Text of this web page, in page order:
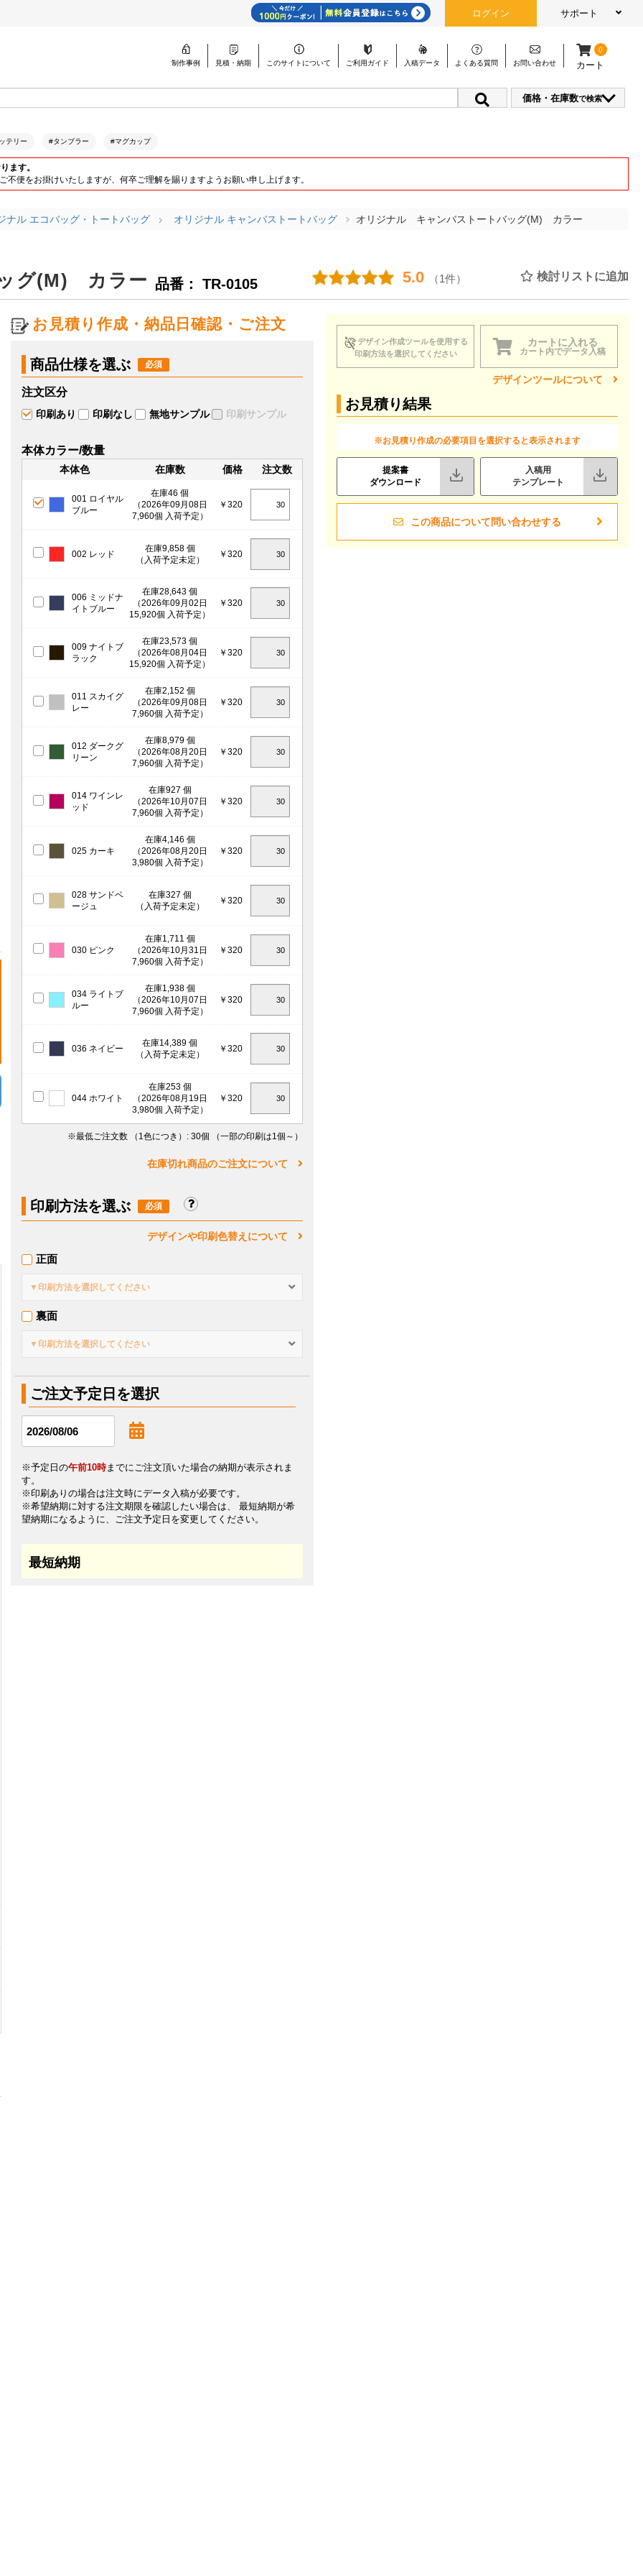
ログイン サポート
制作事例 見積・納期 このサイトについて ご利用ガイド 入稿データ よくある質問 お問い合わせ
0
カート
価格・在庫数で検索
テリー #タンブラー #マグカップ
ます。
便をお掛けいたしますが、何卒ご理解を賜りますようお願い申し上げます。
ナル エコバッグ・トートバッグ オリジナル キャンバストートバッグ オリジナル キャンバストートバッグ(M) カラー
グ(M) カラー 品番： TR-0105 5.0 （1件） 検討リストに追加
お見積り作成・納品日確認・ご注文
商品仕様を選ぶ
注文区分
印刷あり 印刷なし 無地サンプル 印刷サンプル
本体カラー/数量
本体色 在庫数 価格 注文数
001 ロイヤル
ブルー
在庫46 個
（2026年09月08日
7,960個 入荷予定）
￥320
002 レッド
在庫9,858 個
（入荷予定未定）
￥320
006 ミッドナ
イトブルー
在庫28,643 個
（2026年09月02日
15,920個 入荷予定）
￥320
009 ナイトブ
ラック
在庫23,573 個
（2026年08月04日
15,920個 入荷予定）
￥320
011 スカイグ
レー
在庫2,152 個
（2026年09月08日
7,960個 入荷予定）
￥320
012 ダークグ
リーン
在庫8,979 個
（2026年08月20日
7,960個 入荷予定）
￥320
014 ワインレ
ッド
在庫927 個
（2026年10月07日
7,960個 入荷予定）
￥320
025 カーキ
在庫4,146 個
（2026年08月20日
3,980個 入荷予定）
￥320
028 サンドベ
ージュ
在庫327 個
（入荷予定未定）
￥320
030 ピンク
在庫1,711 個
（2026年10月31日
7,960個 入荷予定）
￥320
034 ライトブ
ルー
在庫1,938 個
（2026年10月07日
7,960個 入荷予定）
￥320
036 ネイビー
在庫14,389 個
（入荷予定未定）
￥320
044 ホワイト
在庫253 個
（2026年08月19日
3,980個 入荷予定）
￥320
※最低ご注文数 （1色につき） : 30個 （一部の印刷は1個～）
在庫切れ商品のご注文について
印刷方法を選ぶ
デザインや印刷色替えについて
正面
▼印刷方法を選択してください
裏面
▼印刷方法を選択してください
ご注文予定日を選択
※予定日の午前10時までにご注文頂いた場合の納期が表示されま
す。
※印刷ありの場合は注文時にデータ入稿が必要です。
※希望納期に対する注文期限を確認したい場合は、 最短納期が希
望納期になるように、ご注文予定日を変更してください。
最短納期
デザイン作成ツールを使用する
印刷方法を選択してください
カートに入れる
カート内でデータ入稿
デザインツールについて
お見積り結果
※お見積り作成の必要項目を選択すると表示されます
提案書
ダウンロード
入稿用
テンプレート
この商品について問い合わせする